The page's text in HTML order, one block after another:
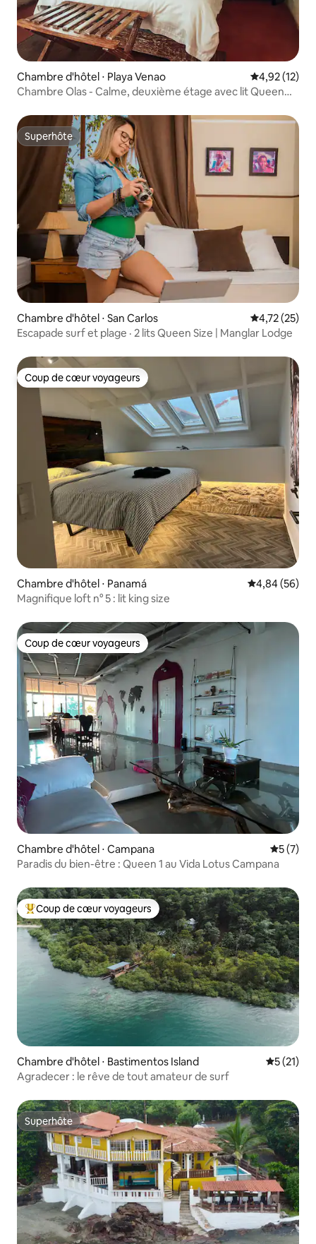
Chambre d'hôtel ⋅ Playa Venao Évaluation
4,92 (12)
Chambre Olas - Calme, deuxième étage avec lit Queen
Superhôte
Superhôte
Chambre d'hôtel ⋅ San Carlos Évaluation
4,72 (25)
Escapade surf et plage · 2 lits Queen Size | Manglar Lodge
Coup de cœur voyageurs
Coup de cœur voyageurs
Chambre d'hôtel ⋅ Panamá Évaluation
4,84 (56)
Magnifique loft n° 5 : lit king size
Coup de cœur voyageurs
Coup de cœur voyageurs
Chambre d'hôtel ⋅ Campana
5 (7)
Paradis du bien-être : Queen 1 au Vida Lotus Campana
Coups de cœur voyageurs les plus appréciés
Coup de cœur voyageurs
Chambre d'hôtel ⋅ Bastimentos Island
5 (21)
Agradecer : le rêve de tout amateur de surf
Superhôte
Superhôte